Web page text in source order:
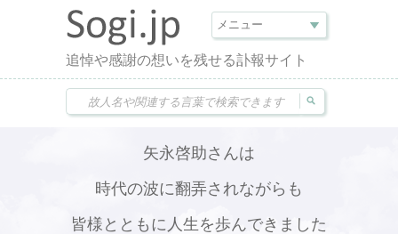
追悼や感謝の想いを残せる訃報サイト
矢永啓助さんは
時代の波に翻弄されながらも
皆様とともに人生を歩んできました